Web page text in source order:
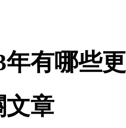
年有哪些
文章